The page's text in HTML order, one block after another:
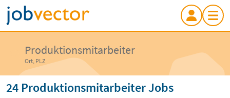
Produktionsmitarbeiter
Ort, PLZ
24 Produktionsmitarbeiter Jobs